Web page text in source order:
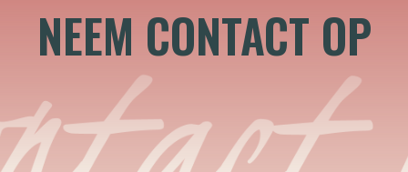
NEEM CONTACT OP